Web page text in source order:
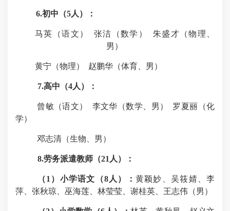
6.初中（5人）：
马英（语文） 张洁（数学）
朱盛才（物理、
男）
黄宁（物理） 赵鹏华（体育、男）
7.高中（4人）：
曾敏（语文） 李文华（数学、男）
罗夏丽（化
学）
邓志清（生物、男）
8.劳务派遣教师（21 人）：
（1 ）小学语文（8人）： 黄颖妙、吴筱婧、李
萍、张秋琼、巫海莲、林莹莹、谢桂英、王志伟（男）